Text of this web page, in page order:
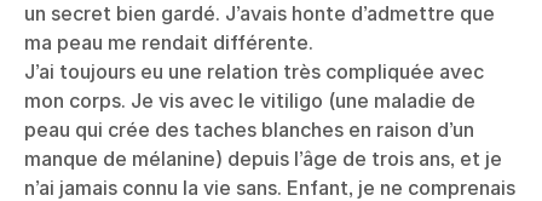
un secret bien gardé. J’avais honte d’admettre que
ma peau me rendait différente.
J’ai toujours eu une relation très compliquée avec
mon corps. Je vis avec le vitiligo (une maladie de
peau qui crée des taches blanches en raison d’un
manque de mélanine) depuis l’âge de trois ans, et je
n’ai jamais connu la vie sans. Enfant, je ne comprenais